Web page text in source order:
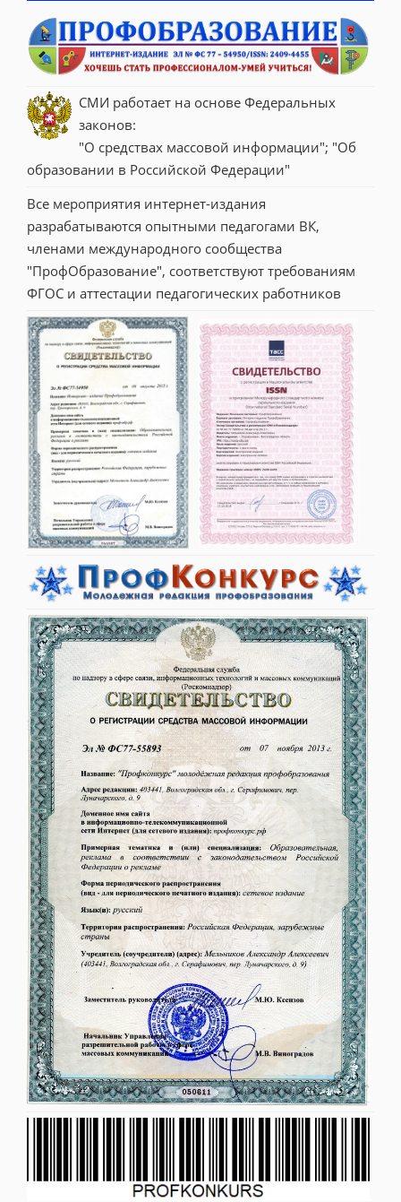
СМИ работает на основе Федеральных
законов:
"О средствах массовой информации"; "Об
образовании в Российской Федерации"
Все мероприятия интернет-издания
разрабатываются опытными педагогами ВК,
членами международного сообщества
"ПрофОбразование", соответствуют требованиям
ФГОС и аттестации педагогических работников